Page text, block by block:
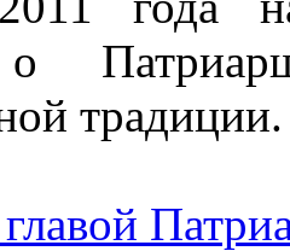
традиции.